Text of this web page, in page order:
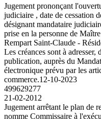
Jugement prononçant
judiciaire , date de cessation
désignant mandataire
prise en la personne de
Rempart Saint-Claude -
Les créances sont à adresser,
publication, auprès du
électronique prévu par les
commerce.12-10-2023
499629277
21-02-2012
Jugement arrêtant le plan de
nomme Commissaire à